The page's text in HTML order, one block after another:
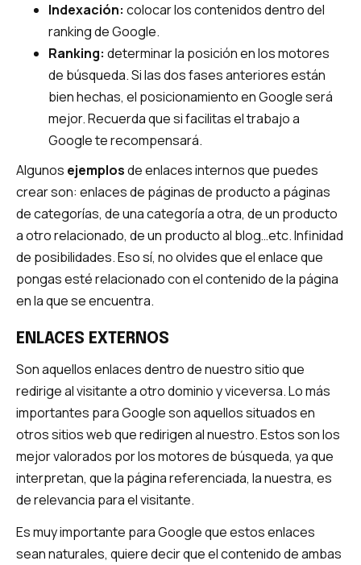
Indexación: colocar los contenidos dentro del
ranking de Google.
Ranking: determinar la posición en los motores
de búsqueda. Si las dos fases anteriores están
bien hechas, el posicionamiento en Google será
mejor. Recuerda que si facilitas el trabajo a
Google te recompensará.
Algunos ejemplosde enlaces internos que puedes
crear son: enlaces de páginas de producto a páginas
de categorías, de una categoría a otra, de un producto
a otro relacionado, de un producto al blog…etc. Infinidad
de posibilidades. Eso sí, no olvides que el enlace que
pongas esté relacionado con el contenido de la página
en la que se encuentra.
ENLACES EXTERNOS
Son aquellos enlaces dentro de nuestro sitio que
redirige al visitante a otro dominio y viceversa. Lo más
importantes para Google son aquellos situados en
otros sitios web que redirigen al nuestro. Estos son los
mejor valorados por los motores de búsqueda, ya que
interpretan, que la página referenciada, la nuestra, es
de relevancia para el visitante.
Es muy importante para Google que estos enlaces
sean naturales, quiere decir que el contenido de ambas